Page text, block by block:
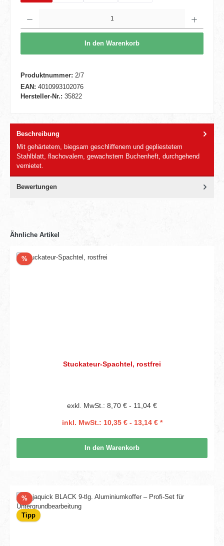
In den Warenkorb
Produktnummer: 2/7
EAN: 4010993102076
Hersteller-Nr.: 35822
Beschreibung
Mit gehärtetem, biegsam geschliffenem und gepliestetem
Stahlblatt, flachovalem, gewachstem Buchenheft, durchgehend
vernietet.
Bewertungen
Ähnliche Artikel
%Rabatt
Stuckateur-Spachtel, rostfrei
exkl. MwSt.: 8,70 € - 11,04 €
inkl. MwSt.: 10,35 € - 13,14 € *
In den Warenkorb
%Rabatt
Tipp